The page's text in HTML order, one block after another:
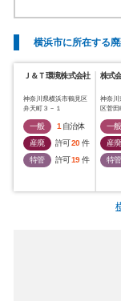
横浜市に所在する
Ｊ＆Ｔ環境株式会社
神奈川県横浜市鶴見区
弁天町３－１
一般 1 自治体
産廃
許可20 件
特管
許可19 件
株式
神奈川
区菅田
一般
産廃
特管